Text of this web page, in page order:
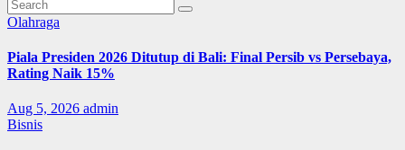
Olahraga
Piala Presiden 2026 Ditutup di Bali: Final Persib vs Persebaya,
Rating Naik 15%
Aug 5, 2026 admin
Bisnis